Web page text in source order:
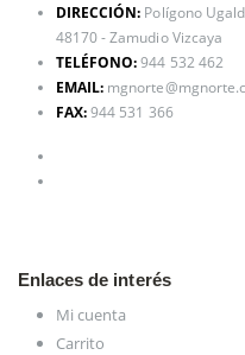
DIRECCIÓN: Polígono
48170 - Zamudio Vizcaya
TELÉFONO:944 532 462
EMAIL:
FAX:944 531 366
Enlaces de interés
Mi cuenta
Carrito